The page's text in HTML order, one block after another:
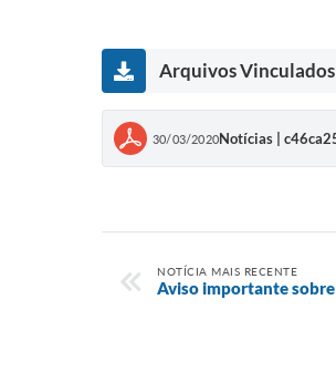
Arquivos Vinculados
30/03/2020Notícias |
NOTÍCIA MAIS RECENTE
Aviso importante